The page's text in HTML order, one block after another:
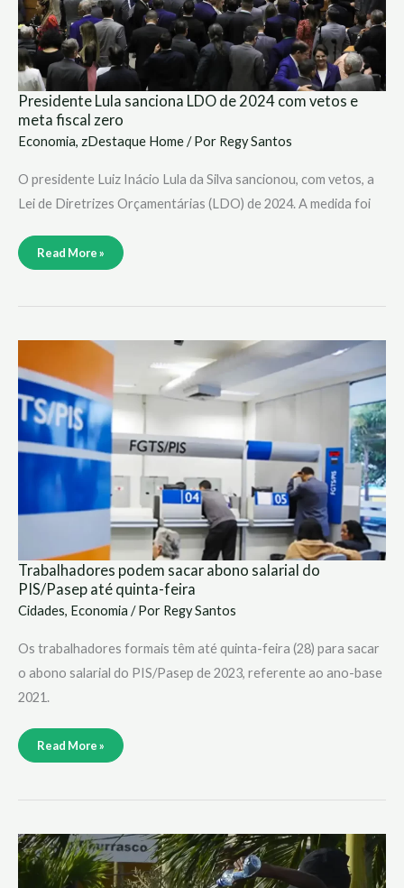
Presidente Lula sanciona LDO de 2024 com vetos e
meta fiscal zero
Economia, zDestaque Home/ Por Regy Santos
O presidente Luiz Inácio Lula da Silva sancionou, com vetos, a
Lei de Diretrizes Orçamentárias (LDO) de 2024. A medida foi
Read More »
Trabalhadores podem sacar abono salarial do
PIS/Pasep até quinta-feira
Cidades, Economia / Por Regy Santos
Os trabalhadores formais têm até quinta-feira (28) para sacar
o abono salarial do PIS/Pasep de 2023, referente ao ano-base
2021.
Trabalhadores
abono
salarial
do
PIS/Pasep
até
quinta-
feira
Read More »
Trabalho
infantil
cresceu
no
governo